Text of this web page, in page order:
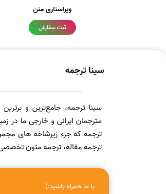
ویراستاری متن
ثبت سفارش
سینا ترجمه
سینا ترجمه، جامع‌ترین و
مترجمان ایرانی و خارجی ما در
ترجمه که جزء زیرشاخه های
ترجمه مقاله، ترجمه متون
با ما همراه باشید:)